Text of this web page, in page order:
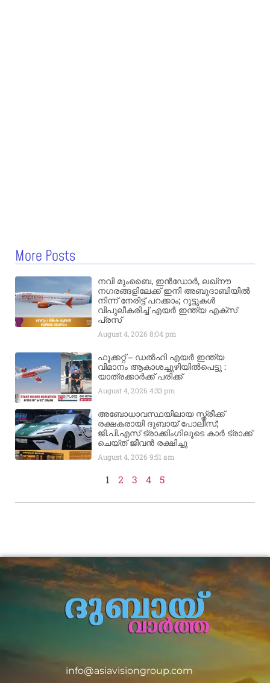
More Posts
നവി മുംബൈ, ഇൻഡോർ, ലഖ്നൗ
നഗരങ്ങളിലേക്ക് ഇനി അബുദാബിയിൽ
നിന്ന് നേരിട്ട് പറക്കാം; റൂട്ടുകൾ
വിപുലീകരിച്ച് എയർ ഇന്ത്യ എക്സ്
പ്രസ്
August 4, 20268:04 pm
ഫൂക്കറ്റ് – ഡൽഹി എയര്‍ ഇന്ത്യ
വിമാനം ആകാശച്ചുഴിയില്‍പെട്ടു :
യാത്രക്കാര്‍ക്ക് പരിക്ക്
August 4, 20264:33 pm
അബോധാവസ്ഥയിലായ സ്ത്രീക്ക്
രക്ഷകരായി ദുബായ് പോലീസ്;
ജി.പി.എസ് ട്രാക്കിംഗിലൂടെ കാർ ട്രാക്ക്
ചെയ്ത് ജീവൻ രക്ഷിച്ചു
August 4, 20269:51 am
1 2 3 4 5
info@asiavisiongroup.com